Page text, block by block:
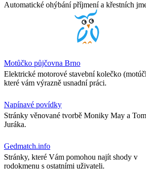
Automatické ohýbání příjmení a křestních
Motůčko půjčovna Brno
Elektrické motorové stavební kolečko
které vám výrazně usnadní práci.
Napínavé povídky
Stránky věnované tvorbě Moniky May a
Juráka.
Gedmatch.info
Stránky, které Vám pomohou najít shody v
rodokmenu s ostatními uživateli.